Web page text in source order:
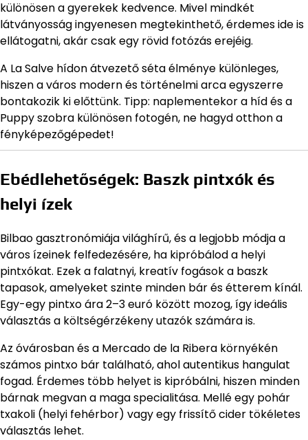
különösen a gyerekek kedvence. Mivel mindkét
látványosság ingyenesen megtekinthető, érdemes ide is
ellátogatni, akár csak egy rövid fotózás erejéig.
A La Salve hídon átvezető séta élménye különleges,
hiszen a város modern és történelmi arca egyszerre
bontakozik ki előttünk. Tipp: naplementekor a híd és a
Puppy szobra különösen fotogén, ne hagyd otthon a
fényképezőgépedet!
Ebédlehetőségek: Baszk pintxók és
helyi ízek
Bilbao gasztronómiája világhírű, és a legjobb módja a
város ízeinek felfedezésére, ha kipróbálod a helyi
pintxókat. Ezek a falatnyi, kreatív fogások a baszk
tapasok, amelyeket szinte minden bár és étterem kínál.
Egy-egy pintxo ára 2–3 euró között mozog, így ideális
választás a költségérzékeny utazók számára is.
Az óvárosban és a Mercado de la Ribera környékén
számos pintxo bár található, ahol autentikus hangulat
fogad. Érdemes több helyet is kipróbálni, hiszen minden
bárnak megvan a maga specialitása. Mellé egy pohár
txakoli (helyi fehérbor) vagy egy frissítő cider tökéletes
választás lehet.